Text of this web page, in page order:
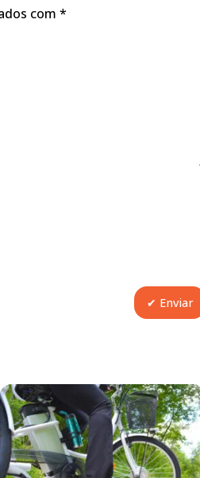
com *